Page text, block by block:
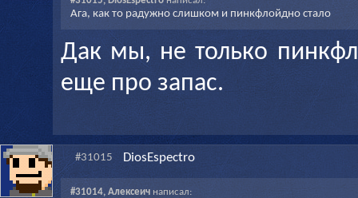
Ага, как то радужно слишком и пинкфлойдно стало
Дак мы, не только
еще про запас.
#31015 DiosEspectro
#31014, Алексеичнаписал: